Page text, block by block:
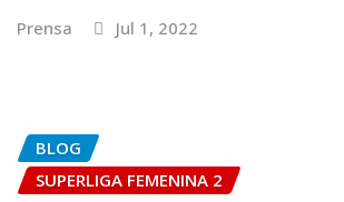
Prensa Jul 1, 2022
BLOG
SUPERLIGA FEMENINA 2